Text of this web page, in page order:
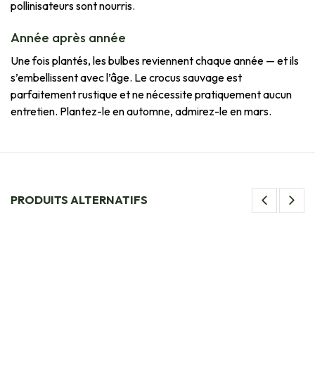
pollinisateurs sont nourris.
Année après année
Une fois plantés, les bulbes reviennent chaque année — et ils
s’embellissent avec l’âge. Le crocus sauvage est
parfaitement rustique et ne nécessite pratiquement aucun
entretien. Plantez-le en automne, admirez-le en mars.
PRODUITS ALTERNATIFS